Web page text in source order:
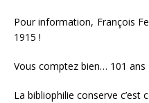
Pour information, François
1915 !
Vous comptez bien… 101 ans
La bibliophilie conserve c’est